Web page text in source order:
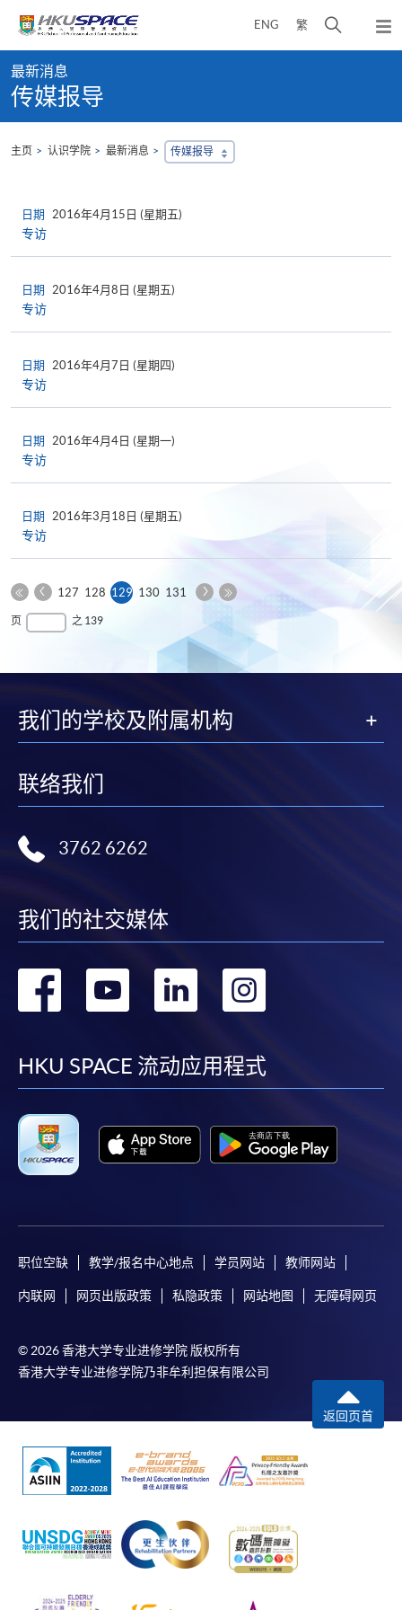
content
ENG 繁
开
弹
出
content
start
最新消息
传媒报导
主页 认识学院 最新消息 传媒报导
日期 2016年4月15日 (星期五)
专访
日期 2016年4月8日 (星期五)
专访
日期 2016年4月7日 (星期四)
专访
日期 2016年4月4日 (星期一)
专访
日期 2016年3月18日 (星期五)
专访
第
一
上 127 128 129本130 131
下
页
最
页 之 139
我们的学校及附属机构
联络我们
3762 6262
我们的社交媒体
转
facebook
转
youtube
转
linkedin
转
HKU SPACE 流动应用程式
职位空缺 教学/报名中心地点 学员网站 教师网站
内联网 网页出版政策 私隐政策 网站地图 无障碍网页
© 2026 香港大学专业进修学院 版权所有
香港大学专业进修学院乃非牟利担保有限公司
返回页首